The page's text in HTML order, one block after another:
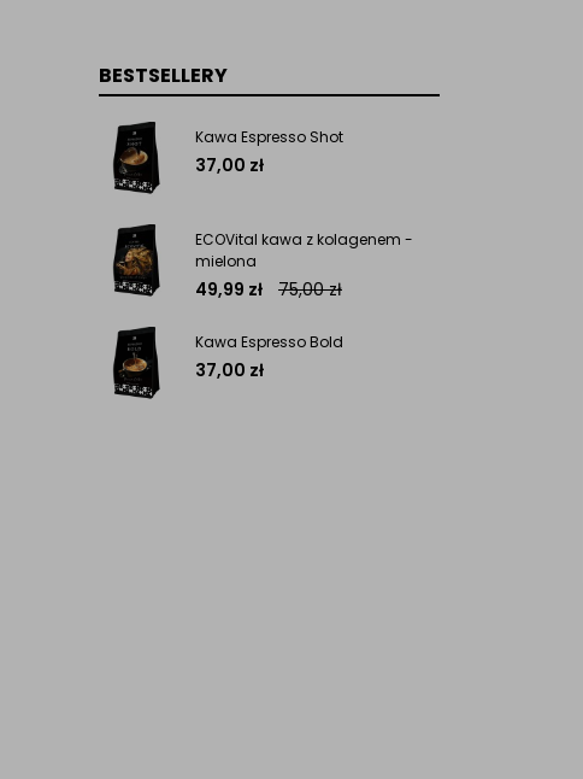
BESTSELLERY
Kawa Espresso Shot
37,00 zł
ECOVital kawa z kolagenem -
mielona
49,99 zł 75,00zł
Kawa Espresso Bold
37,00 zł